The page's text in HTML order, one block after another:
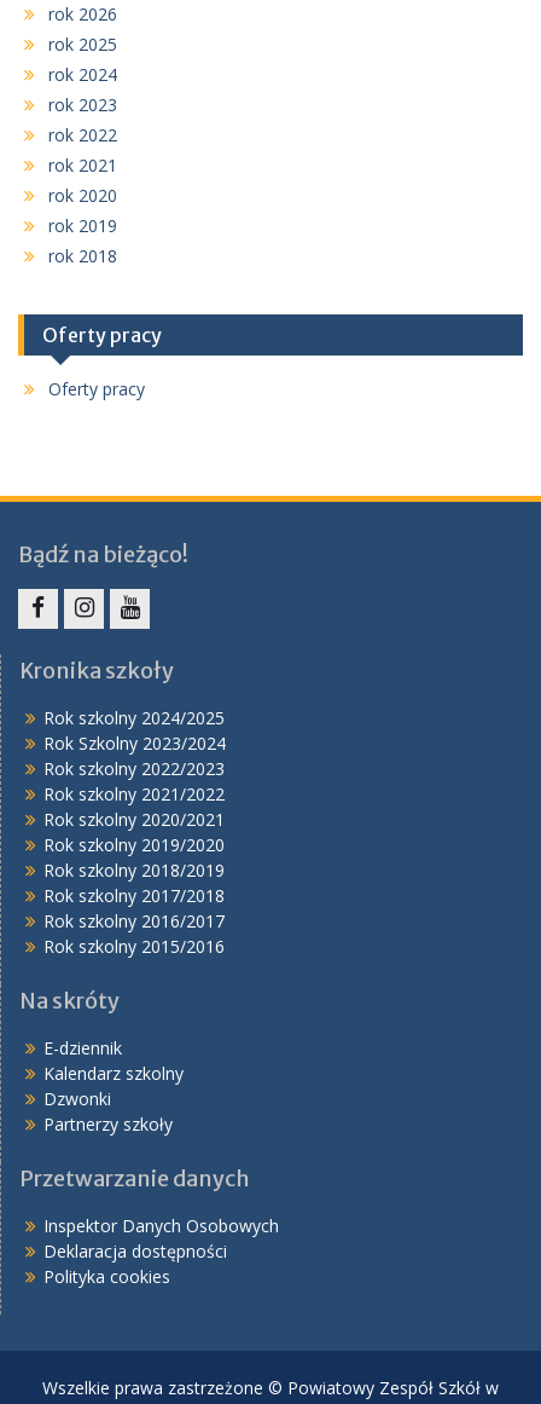
rok 2026
rok 2025
rok 2024
rok 2023
rok 2022
rok 2021
rok 2020
rok 2019
rok 2018
Oferty pracy
Oferty pracy
Bądź na bieżąco!
Kronika szkoły
Rok szkolny 2024/2025
Rok Szkolny 2023/2024
Rok szkolny 2022/2023
Rok szkolny 2021/2022
Rok szkolny 2020/2021
Rok szkolny 2019/2020
Rok szkolny 2018/2019
Rok szkolny 2017/2018
Rok szkolny 2016/2017
Rok szkolny 2015/2016
Na skróty
E-dziennik
Kalendarz szkolny
Dzwonki
Partnerzy szkoły
Przetwarzanie danych
Inspektor Danych Osobowych
Deklaracja dostępności
Polityka cookies
Wszelkie prawa zastrzeżone © Powiatowy Zespół Szkół w